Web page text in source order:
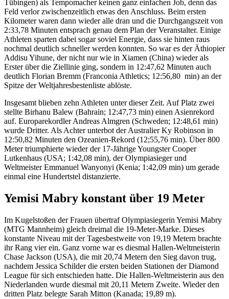
Tübingen) als Tempomacher keinen ganz einfachen Job, denn das
Feld verlor zwischenzeitlich etwas den Anschluss. Beim ersten
Kilometer waren dann wieder alle dran und die Durchgangszeit von
2:33,78 Minuten entsprach genau dem Plan der Veranstalter. Einige
Athleten sparten dabei sogar soviel Energie, dass sie hinten raus
nochmal deutlich schneller werden konnten. So war es der Äthiopier
Addisu Yihune, der nicht nur wie in Xiamen (China) wieder als
Erster über die Ziellinie ging, sondern in 12:47,62 Minuten auch
deutlich Florian Bremm (Franconia Athletics; 12:56,80 min) an der
Spitze der Weltjahresbestenliste ablöste.
Insgesamt blieben zehn Athleten unter dieser Zeit. Auf Platz zwei
stellte Birhanu Balew (Bahrain; 12:47,73 min) einen Asienrekord
auf. Europarekordler Andreas Almgren (Schweden; 12:48,61 min)
wurde Dritter. Als Achter unterbot der Australier Ky Robinson in
12:50,82 Minuten den Ozeanien-Rekord (12;55,76 min). Über 800
Meter triumphierte wieder der 17-Jährige Youngster Cooper
Lutkenhaus (USA; 1:42,08 min), der Olympiasieger und
Weltmeister Emmanuel Wanyonyi (Kenia; 1:42,09 min) um gerade
einmal eine Hundertstel distanzierte.
Yemisi Mabry konstant über 19 Meter
Im Kugelstoßen der Frauen übertraf Olympiasiegerin Yemisi Mabry
(MTG Mannheim) gleich dreimal die 19-Meter-Marke. Dieses
konstante Niveau mit der Tagesbestweite von 19,19 Metern brachte
ihr Rang vier ein. Ganz vorne war es diesmal Hallen-Weltmeisterin
Chase Jackson (USA), die mit 20,74 Metern den Sieg davon trug,
nachdem Jessica Schilder die ersten beiden Stationen der Diamond
League für sich entschieden hatte. Die Hallen-Weltmeisterin aus den
Niederlanden wurde diesmal mit 20,11 Metern Zweite. Wieder den
dritten Platz belegte Sarah Mitton (Kanada; 19,89 m).